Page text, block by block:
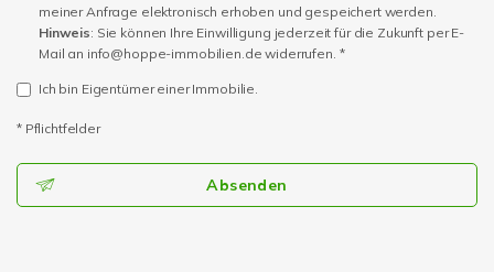
meiner Anfrage elektronisch erhoben und gespeichert werden.
Hinweis: Sie können Ihre Einwilligung jederzeit für die Zukunft per E-
Mail an info@hoppe-immobilien.de widerrufen. *
Ich bin Eigentümer einer Immobilie.
* Pflichtfelder
Absenden